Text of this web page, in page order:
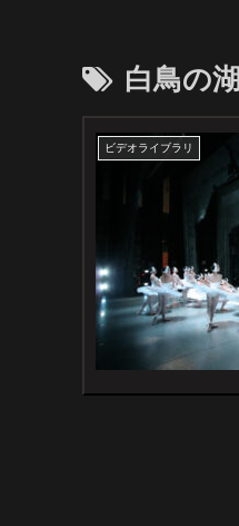
白鳥の湖
ビデオライブラリ